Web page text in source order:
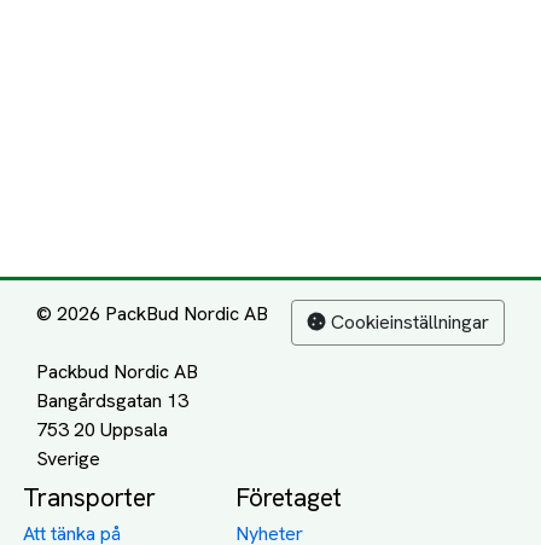
© 2026 PackBud Nordic AB
Packbud Nordic AB
Bangårdsgatan 13
753 20 Uppsala
Cookieinställningar
Transporter
Att tänka på
Företaget
Nyheter